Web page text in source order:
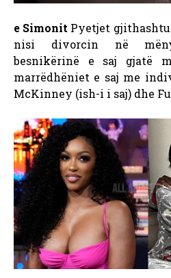
e Simonit Pyetjet
nisi divorcin në
besnikërinë e saj gjatë
marrëdhëniet e saj me
McKinney (ish-i i saj) dhe